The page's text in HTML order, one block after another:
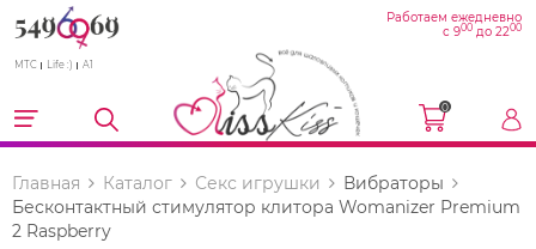
МТС Life :) A1
Работаем ежедневно
с 900 до 2200
0
Главная Каталог Секс игрушки
Вибраторы
Бесконтактный стимулятор клитора Womanizer Premium
2 Raspberry